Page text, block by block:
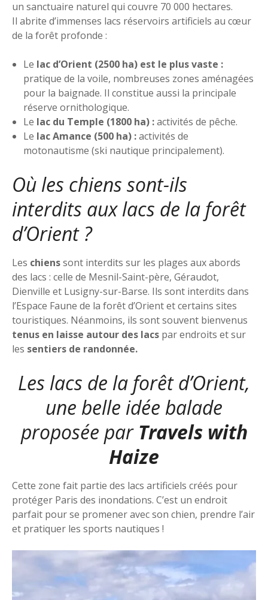
un sanctuaire naturel qui couvre 70 000 hectares.
Il abrite d’immenses lacs réservoirs artificiels au cœur
de la forêt profonde :
Le lac d’Orient (2500 ha) est le plus vaste :
pratique de la voile, nombreuses zones aménagées
pour la baignade. Il constitue aussi la principale
réserve ornithologique.
Le lac du Temple (1800 ha) :activités de pêche.
Le lac Amance (500 ha) :activités de
motonautisme (ski nautique principalement).
Où les chiens sont-ils
interdits aux lacs de la forêt
d’Orient ?
Les chienssont interdits sur les plages aux abords
des lacs : celle de Mesnil-Saint-père, Géraudot,
Dienville et Lusigny-sur-Barse. Ils sont interdits dans
l’Espace Faune de la forêt d’Orient et certains sites
touristiques. Néanmoins, ils sont souvent bienvenus
tenus en laisse autour des lacs par endroits et sur
les sentiers de randonnée.
Les lacs de la forêt d’Orient,
une belle idée balade
proposée par Travels with
Haize
Cette zone fait partie des lacs artificiels créés pour
protéger Paris des inondations. C’est un endroit
parfait pour se promener avec son chien, prendre l’air
et pratiquer les sports nautiques !